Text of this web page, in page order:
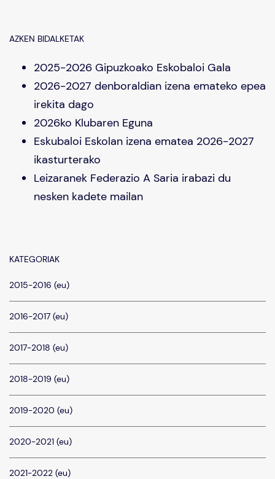
AZKEN BIDALKETAK
2025-2026 Gipuzkoako Eskobaloi Gala
2026-2027 denboraldian izena emateko epea
irekita dago
2026ko Klubaren Eguna
Eskubaloi Eskolan izena ematea 2026-2027
ikasturterako
Leizaranek Federazio A Saria irabazi du
nesken kadete mailan
KATEGORIAK
2015-2016 (eu)
2016-2017 (eu)
2017-2018 (eu)
2018-2019 (eu)
2019-2020 (eu)
2020-2021 (eu)
2021-2022 (eu)